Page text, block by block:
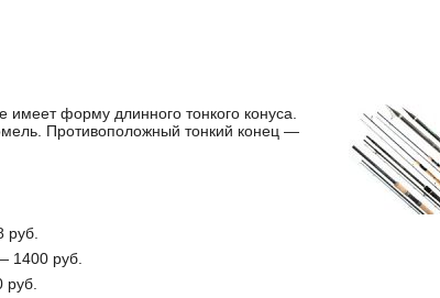
форму длинного тонкого конуса.
Противоположный тонкий конец —
руб.
1400 руб.